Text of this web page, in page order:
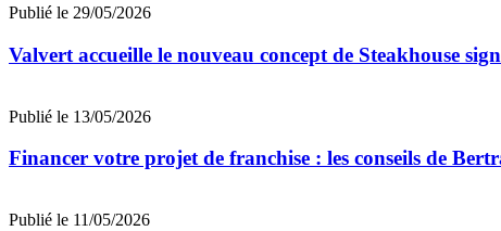
Publié le 29/05/2026
Valvert accueille le nouveau concept de Steakhouse
Publié le 13/05/2026
Financer votre projet de franchise : les conseils de
Publié le 11/05/2026